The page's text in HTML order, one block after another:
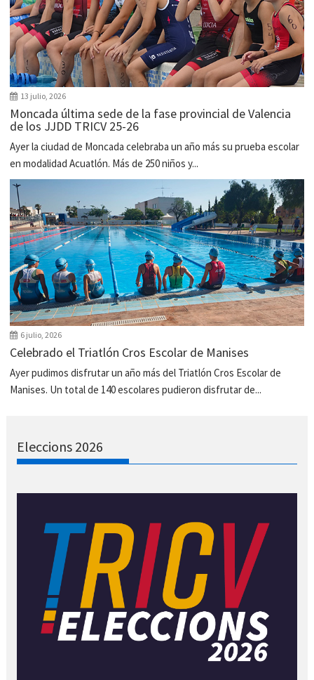
13 julio, 2026
Moncada última sede de la fase provincial de Valencia
de los JJDD TRICV 25-26
Ayer la ciudad de Moncada celebraba un año más su prueba escolar
en modalidad Acuatlón. Más de 250 niños y...
6 julio, 2026
Celebrado el Triatlón Cros Escolar de Manises
Ayer pudimos disfrutar un año más del Triatlón Cros Escolar de
Manises. Un total de 140 escolares pudieron disfrutar de...
Eleccions 2026